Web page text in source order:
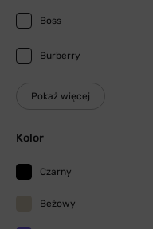
Boss
Burberry
Pokaż więcej
Kolor
Czarny
Beżowy